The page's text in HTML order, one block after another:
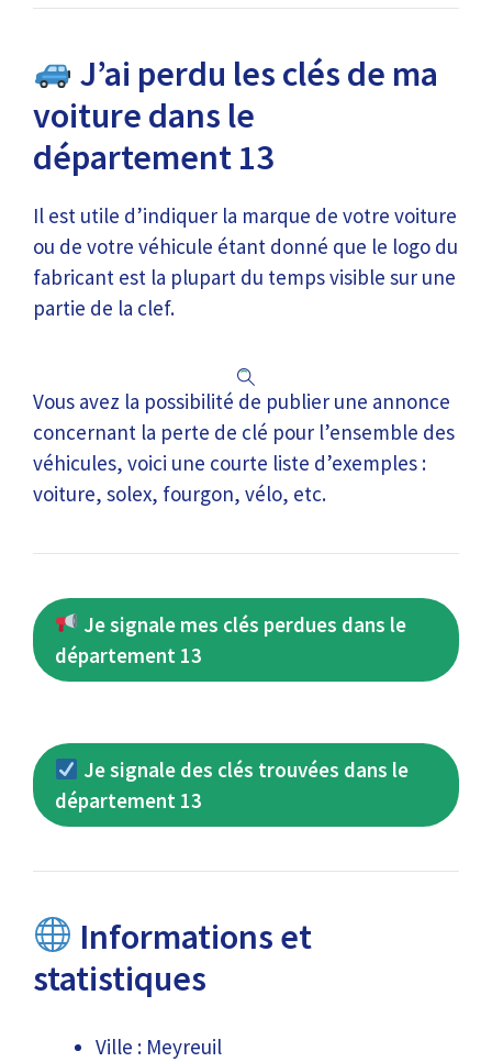
J’ai perdu les clés de ma
voiture dans le
département 13
Il est utile d’indiquer la marque de votre voiture
ou de votre véhicule étant donné que le logo du
fabricant est la plupart du temps visible sur une
partie de la clef.
Vous avez la possibilité de publier une annonce
concernant la perte de clé pour l’ensemble des
véhicules, voici une courte liste d’exemples :
voiture, solex, fourgon, vélo, etc.
Je signale mes clés perdues dans le
département 13
Je signale des clés trouvées dans le
département 13
Informations et
statistiques
Ville : Meyreuil